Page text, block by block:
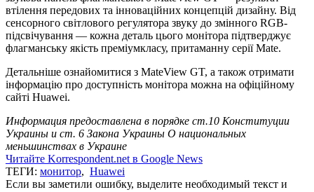
втілення передових та інноваційних концепцій дизайну. Від
сенсорного світлового регулятора звуку до змінного RGB-
підсвічування — кожна деталь цього монітора підтверджує
флагманську якість преміумкласу, притаманну серії Mate.
Детальніше ознайомитися з MateView GT, а також отримати
інформацію про доступність монітора можна на офіційному
сайті Huawei.
Информация предоставлена в порядке ст.10 Конституции
Украины и ст. 6 Закона Украины О национальных
меньшинствах в Украине
Читайте Korrespondent.net в Google News
ТЕГИ: монитор, Huawei
Если вы заметили ошибку, выделите необходимый текст и